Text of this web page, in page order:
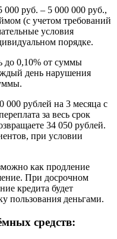
000 руб. – 5 000 000 руб.,
(с учетом требований
условия
порядке.
до 0,10% от суммы
день нарушения
000 рублей на 3 месяца с
за весь срок
34 050 рублей.
при условии
как продление
При досрочном
кредита будет
пользования деньгами.
средств: